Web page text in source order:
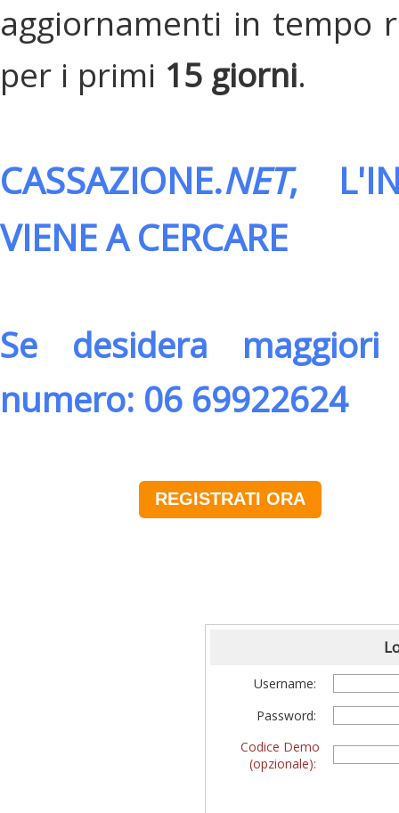
aggiornamenti in tempo
per i primi 15 giorni.
CASSAZIONE.NET,
VIENE A CERCARE
Se desidera
numero: 06 69922624
REGISTRATI ORA
Username:
Password:
Codice Demo
(opzionale):